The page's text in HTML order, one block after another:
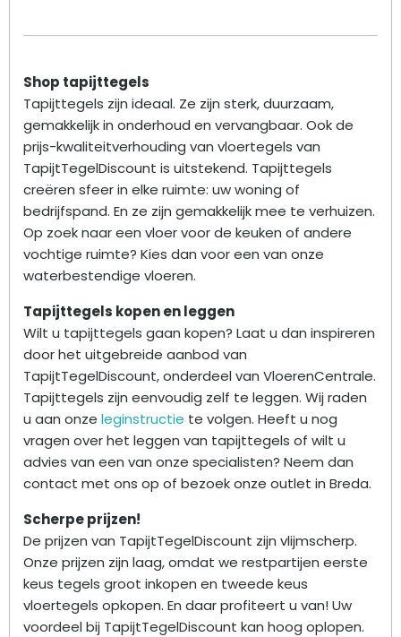
Shop tapijttegels
Tapijttegels zijn ideaal. Ze zijn sterk, duurzaam,
gemakkelijk in onderhoud en vervangbaar. Ook de
prijs-kwaliteitverhouding van vloertegels van
TapijtTegelDiscount is uitstekend. Tapijttegels
creëren sfeer in elke ruimte: uw woning of
bedrijfspand. En ze zijn gemakkelijk mee te verhuizen.
Op zoek naar een vloer voor de keuken of andere
vochtige ruimte? Kies dan voor een van onze
waterbestendige vloeren.
Tapijttegels kopen en leggen
Wilt u tapijttegels gaan kopen? Laat u dan inspireren
door het uitgebreide aanbod van
TapijtTegelDiscount, onderdeel van VloerenCentrale.
Tapijttegels zijn eenvoudig zelf te leggen. Wij raden
u aan onze leginstructie te volgen. Heeft u nog
vragen over het leggen van tapijttegels of wilt u
advies van een van onze specialisten? Neem dan
contact met ons op of bezoek onze outlet in Breda.
Scherpe prijzen!
De prijzen van TapijtTegelDiscount zijn vlijmscherp.
Onze prijzen zijn laag, omdat we restpartijen eerste
keus tegels groot inkopen en tweede keus
vloertegels opkopen. En daar profiteert u van! Uw
voordeel bij TapijtTegelDiscount kan hoog oplopen.